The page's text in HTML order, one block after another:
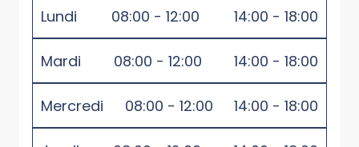
Lundi 08:00 - 12:00 14:00 - 18:00
Mardi 08:00 - 12:00 14:00 - 18:00
Mercredi 08:00 - 12:00 14:00 - 18:00